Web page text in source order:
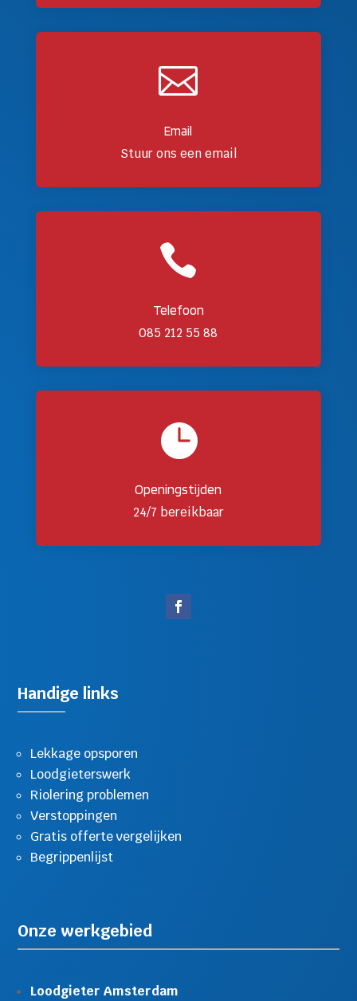

Email
Stuur ons een email

Telefoon
085 212 55 88

Openingstijden
24/7 bereikbaar
Handige links
Lekkage opsporen
Loodgieterswerk
Riolering problemen
Verstoppingen
Gratis offerte vergelijken
Begrippenlijst
Onze werkgebied
Loodgieter Amsterdam